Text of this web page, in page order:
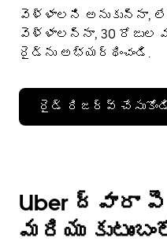
వెళ్ళాలని అనుకున్నా,
వెళ్ళాలన్నా, 30 రోజుల
రైడ్‌ను అభ్యర్థించండి.
రైడ్ రిజర్వ్ చేసుకోండి
Uber ద్వారా
మరియు